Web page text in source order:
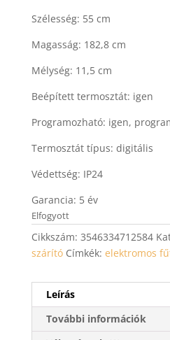
Szélesség: 55 cm
Magasság: 182,8 cm
Mélység: 11,5 cm
Beépített termosztát: igen
Programozható: igen,
Termosztát típus: digitális
Védettség: IP24
Garancia: 5 év
Elfogyott
Cikkszám: 3546334712584
szárító Címkék: elektromos
Leírás
További információk